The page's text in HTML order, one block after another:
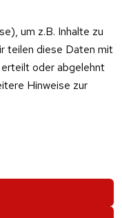
um z.B. Inhalte zu
teilen diese Daten mit
oder abgelehnt
Hinweise zur